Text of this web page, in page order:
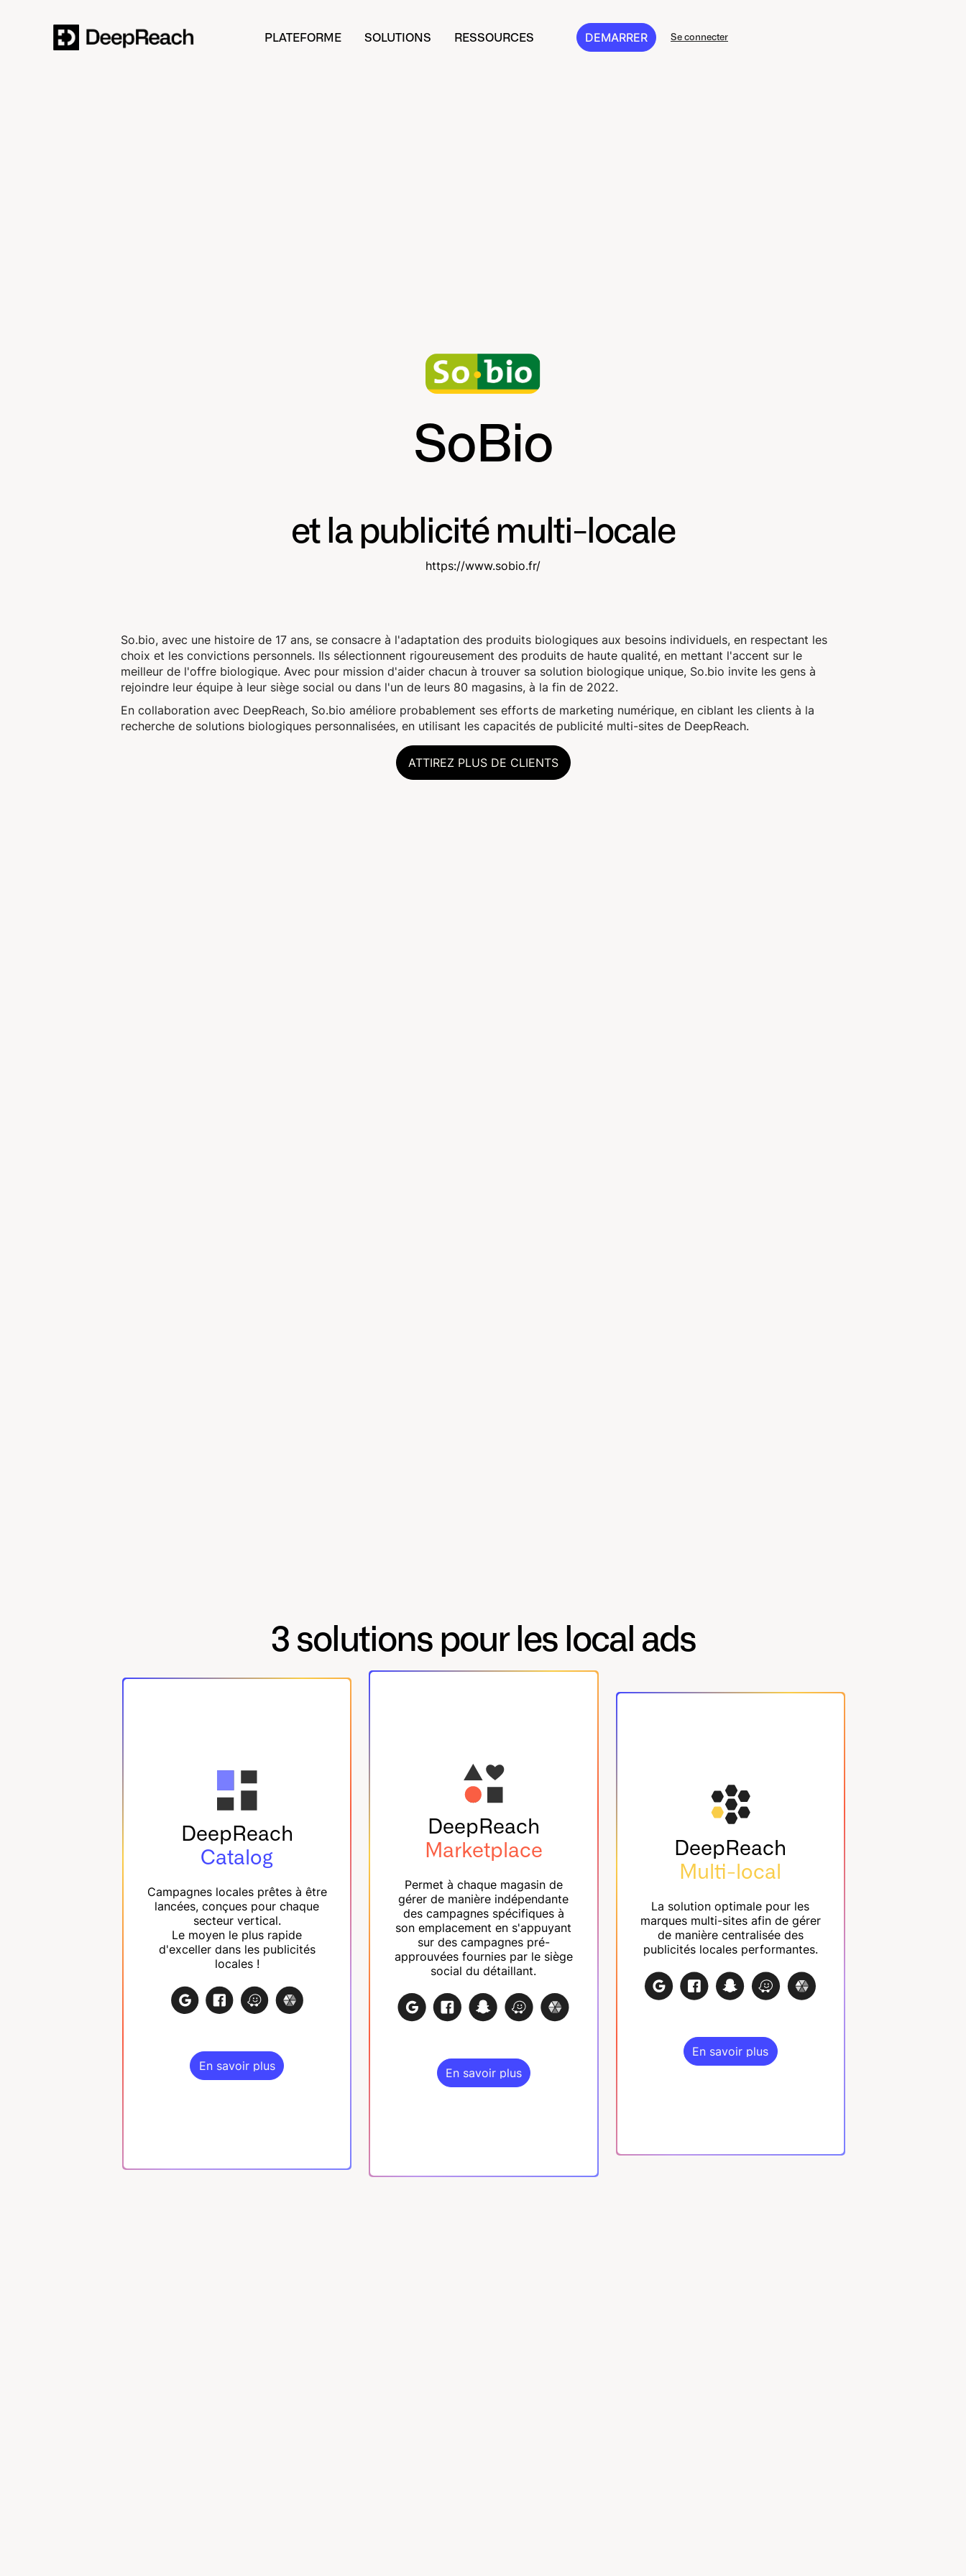
PLATEFORME SOLUTIONS RESSOURCES DEMARRER Se connecter
SoBio
et la publicité multi-locale
https://www.sobio.fr/
So.bio, avec une histoire de 17 ans, se consacre à l'adaptation des produits biologiques aux besoins individuels, en respectant les
choix et les convictions personnels. Ils sélectionnent rigoureusement des produits de haute qualité, en mettant l'accent sur le
meilleur de l'offre biologique. Avec pour mission d'aider chacun à trouver sa solution biologique unique, So.bio invite les gens à
rejoindre leur équipe à leur siège social ou dans l'un de leurs 80 magasins, à la fin de 2022.
En collaboration avec DeepReach, So.bio améliore probablement ses efforts de marketing numérique, en ciblant les clients à la
recherche de solutions biologiques personnalisées, en utilisant les capacités de publicité multi-sites de DeepReach.
ATTIREZ PLUS DE CLIENTS
3 solutions pour les local ads
DeepReach
Catalog
Campagnes locales prêtes à être
lancées, conçues pour chaque
secteur vertical.
Le moyen le plus rapide
d'exceller dans les publicités
locales !
En savoir plus
En savoir plus
DeepReach
Marketplace
Permet à chaque magasin de
gérer de manière indépendante
des campagnes spécifiques à
son emplacement en s'appuyant
sur des campagnes pré-
approuvées fournies par le siège
social du détaillant.
En savoir plus
En savoir plus
DeepReach
Multi-local
La solution optimale pour les
marques multi-sites afin de gérer
de manière centralisée des
publicités locales performantes.
En savoir plus
En savoir plus